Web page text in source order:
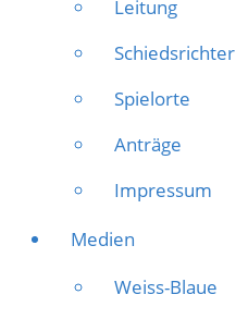
Leitung
Schiedsrichter
Spielorte
Anträge
Impressum
Medien
Weiss-Blaue